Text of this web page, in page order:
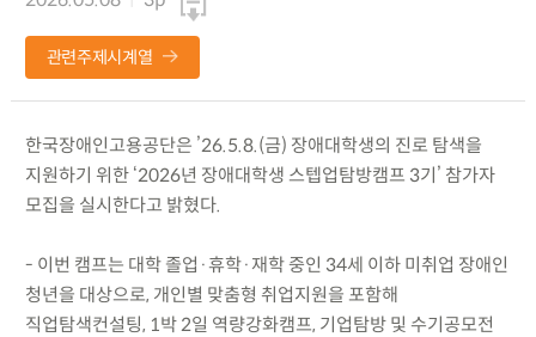
관련주제시계열
한국장애인고용공단은 ’26.5.8.(금) 장애대학생의 진로 탐색을
지원하기 위한 ‘2026년 장애대학생 스텝업탐방캠프 3기’ 참가자
모집을 실시한다고 밝혔다.
- 이번 캠프는 대학 졸업·휴학·재학 중인 34세 이하 미취업 장애인
청년을 대상으로, 개인별 맞춤형 취업지원을 포함해
직업탐색컨설팅, 1박 2일 역량강화캠프, 기업탐방 및 수기공모전